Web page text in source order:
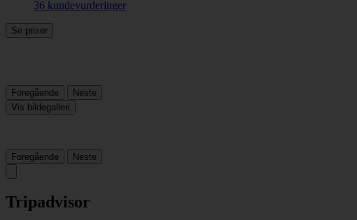
36 kundevurderinger
Se priser
Foregående
Neste
Vis bildegalleri
Foregående Neste
Tripadvisor